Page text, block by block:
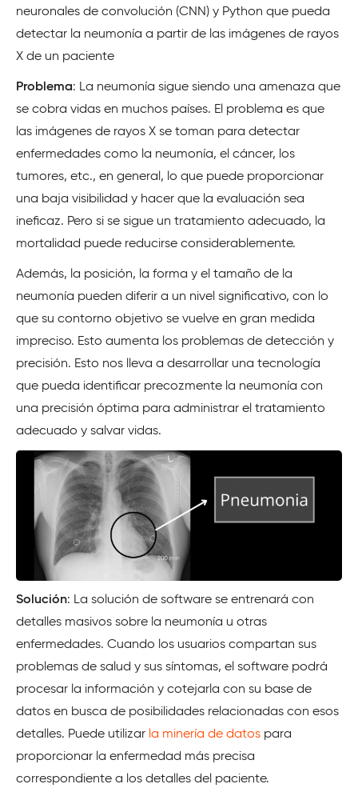
neuronales de convolución (CNN) y Python que pueda
detectar la neumonía a partir de las imágenes de rayos
X de un paciente
Problema: La neumonía sigue siendo una amenaza que
se cobra vidas en muchos países. El problema es que
las imágenes de rayos X se toman para detectar
enfermedades como la neumonía, el cáncer, los
tumores, etc., en general, lo que puede proporcionar
una baja visibilidad y hacer que la evaluación sea
ineficaz. Pero si se sigue un tratamiento adecuado, la
mortalidad puede reducirse considerablemente.
Además, la posición, la forma y el tamaño de la
neumonía pueden diferir a un nivel significativo, con lo
que su contorno objetivo se vuelve en gran medida
impreciso. Esto aumenta los problemas de detección y
precisión. Esto nos lleva a desarrollar una tecnología
que pueda identificar precozmente la neumonía con
una precisión óptima para administrar el tratamiento
adecuado y salvar vidas.
Solución: La solución de software se entrenará con
detalles masivos sobre la neumonía u otras
enfermedades. Cuando los usuarios compartan sus
problemas de salud y sus síntomas, el software podrá
procesar la información y cotejarla con su base de
datos en busca de posibilidades relacionadas con esos
detalles. Puede utilizar la minería de datos para
proporcionar la enfermedad más precisa
correspondiente a los detalles del paciente.